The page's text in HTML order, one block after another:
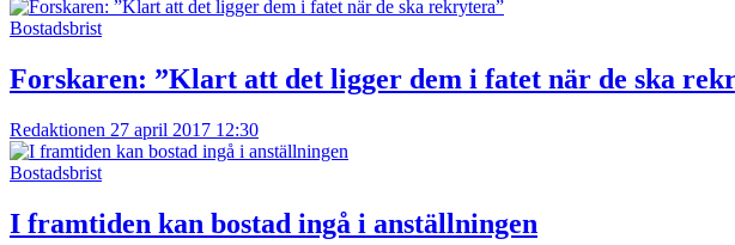
Bostadsbrist
Forskaren: ”Klart att det ligger dem i fatet när de ska
Redaktionen 27 april 2017 12:30
Bostadsbrist
I framtiden kan bostad ingå i anställningen